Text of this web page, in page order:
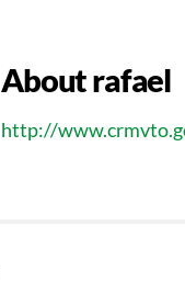
Aboutrafael
http://